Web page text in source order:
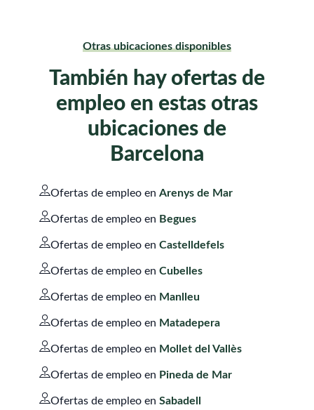
Otras ubicaciones disponibles
También hay ofertas de
empleo en estas otras
ubicaciones de
Barcelona
Ofertas de empleo en Arenys de Mar
Ofertas de empleo en Begues
Ofertas de empleo en Castelldefels
Ofertas de empleo en Cubelles
Ofertas de empleo en Manlleu
Ofertas de empleo en Matadepera
Ofertas de empleo en Mollet del Vallès
Ofertas de empleo en Pineda de Mar
Ofertas de empleo en Sabadell